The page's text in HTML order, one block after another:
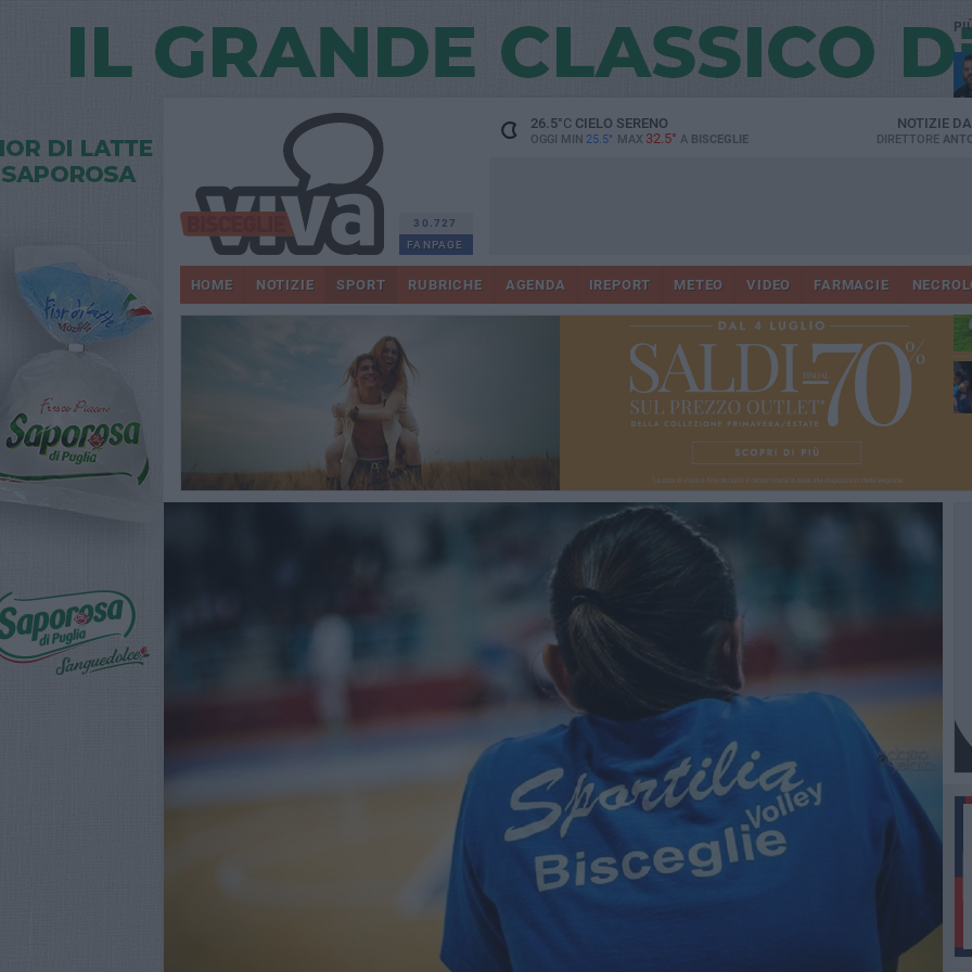
30.727
FANPAGE
26.5°CCIELO SERENO
OGGI MIN 25.5° MAX 32.5° A BISCEGLIE
NOTIZIE
DIRETTORE
HOME NOTIZIE SPORT RUBRICHE AGENDA IREPORT METEO VIDEO FARMACIE